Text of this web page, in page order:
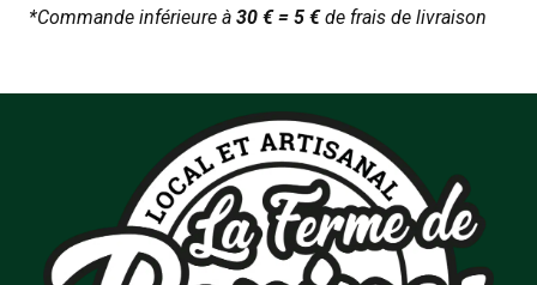
*Commande inférieure à 30 € = 5 €de frais de livraison